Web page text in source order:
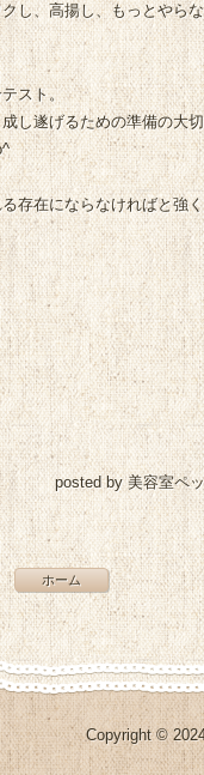
し、高揚し、もっとやら
スト。
し遂げるための準備の大
存在にならなければと強
posted by 美容室ペ
ホーム
Copyright ©